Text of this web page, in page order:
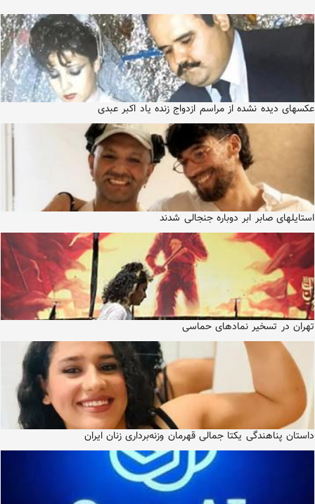
عکسهای دیده نشده از مراسم ازدواج زنده یاد اکبر عبدی
استایلهای صابر ابر دوباره جنجالی شدند
تهران در تسخیر نمادهای حماسی
داستان پناهندگی یکتا جمالی قهرمان وزنه‌برداری زنان ایران